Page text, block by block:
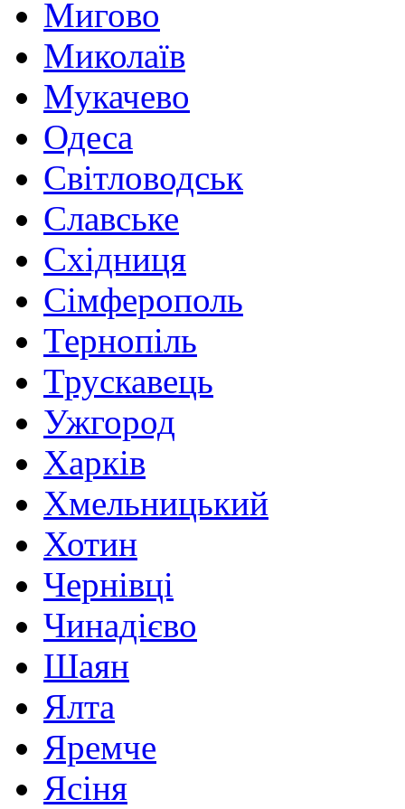
Мигово
Миколаїв
Мукачево
Одеса
Світловодськ
Славське
Східниця
Сімферополь
Тернопіль
Трускавець
Ужгород
Харків
Хмельницький
Хотин
Чернівці
Чинадієво
Шаян
Ялта
Яремче
Ясіня